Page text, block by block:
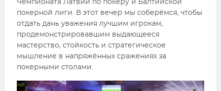
Чемпионата Латвии по покеру и Балтийской
покерной лиги. В этот вечер мы соберёмся, чтобы
отдать дань уважения лучшим игрокам,
продемонстрировавшим выдающееся
мастерство, стойкость и стратегическое
мышление в напряжённых сражениях за
покерными столами.